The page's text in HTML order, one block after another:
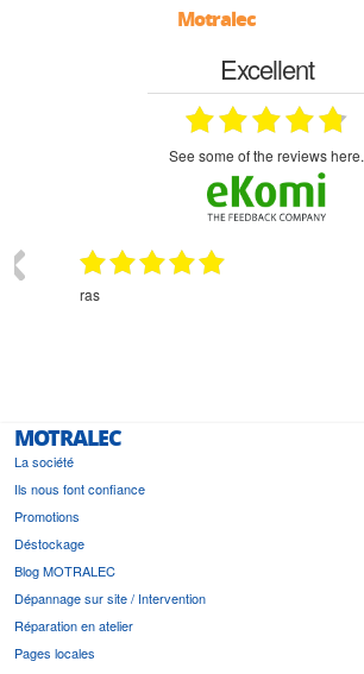
Motralec
Excellent
see some of the reviews here.
ras
MOTRALEC
La société
Ils nous font confiance
Promotions
Déstockage
Blog MOTRALEC
Dépannage sur site / Intervention
Réparation en atelier
Pages locales